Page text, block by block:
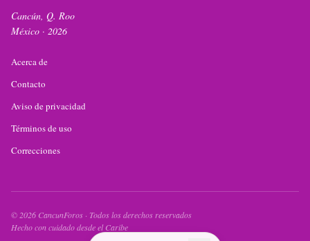
Cancún, Q. Roo
México · 2026
Acerca de
Contacto
Aviso de privacidad
Términos de uso
Correcciones
© 2026 CancunForos · Todos los derechos reservados
Hecho con cuidado desde el Caribe